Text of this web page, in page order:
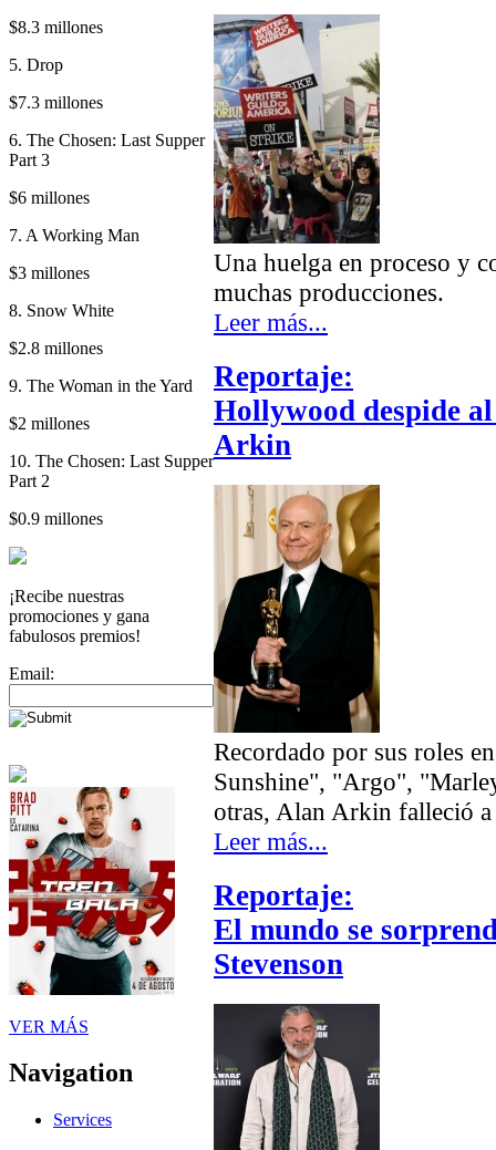
$8.3 millones
5. Drop
$7.3 millones
6. The Chosen: Last Supper
Part 3
$6 millones
7. A Working Man
$3 millones
8. Snow White
$2.8 millones
9. The Woman in the Yard
$2 millones
10. The Chosen: Last Supper
Part 2
$0.9 millones
¡Recibe nuestras
promociones y gana
fabulosos premios!
Email:
VER MÁS
Navigation
Services
Una huelga en proceso y
muchas producciones.
Leer más...
Reportaje:
Hollywood despide
Arkin
Recordado por sus roles
Sunshine", "Argo",
otras, Alan Arkin falleció a
Leer más...
Reportaje:
El mundo se
Stevenson